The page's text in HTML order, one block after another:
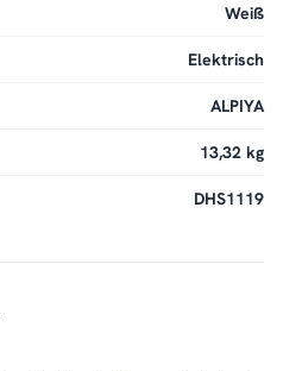
Weiß
Elektrisch
ALPIYA
13,32 kg
DHS1119